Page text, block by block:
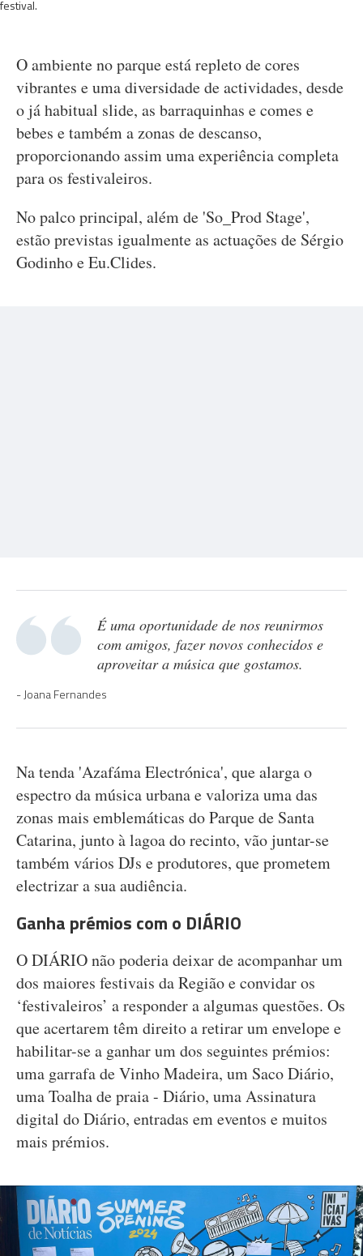
festival.
O ambiente no parque está repleto de cores
vibrantes e uma diversidade de actividades, desde
o já habitual slide, as barraquinhas e comes e
bebes e também a zonas de descanso,
proporcionando assim uma experiência completa
para os festivaleiros.
No palco principal, além de 'So_Prod Stage',
estão previstas igualmente as actuações de Sérgio
Godinho e Eu.Clides.
É uma oportunidade de nos reunirmos
com amigos, fazer novos conhecidos e
aproveitar a música que gostamos.
Joana Fernandes
Na tenda 'Azafáma Electrónica', que alarga o
espectro da música urbana e valoriza uma das
zonas mais emblemáticas do Parque de Santa
Catarina, junto à lagoa do recinto, vão juntar-se
também vários DJs e produtores, que prometem
electrizar a sua audiência.
Ganha prémios com o DIÁRIO
O DIÁRIO não poderia deixar de acompanhar um
dos maiores festivais da Região e convidar os
‘festivaleiros’ a responder a algumas questões. Os
que acertarem têm direito a retirar um envelope e
habilitar-se a ganhar um dos seguintes prémios:
uma garrafa de Vinho Madeira, um Saco Diário,
uma Toalha de praia - Diário, uma Assinatura
digital do Diário, entradas em eventos e muitos
mais prémios.